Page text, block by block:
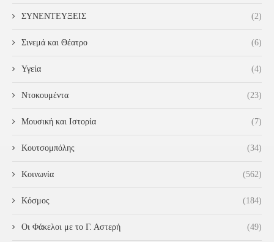
ΣΥΝΕΝΤΕΥΞΕΙΣ (2)
Σινεμά και Θέατρο (6)
Υγεία (4)
Ντοκουμέντα (23)
Μουσική και Ιστορία (7)
Κουτσομπόλης (34)
Κοινωνία (562)
Κόσμος (184)
Οι Φάκελοι με το Γ. Αστερή (49)